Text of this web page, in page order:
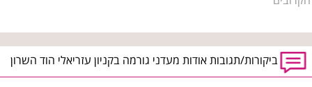
ביקורות/תגובות אודות מעדני גורמה בקניון עזריאלי הוד השרון